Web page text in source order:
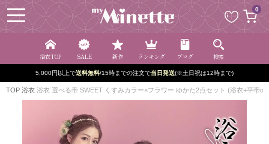
0
浴衣TOP SALE 新作 ランキング ブログ 検索
5,000円以上で送料無料/15時までの注文で当日発送(※土日祝は12時まで)
TOP 浴衣 浴衣 選べる帯 SWEET くすみカラー×フラワー ゆかた2点セット (浴衣+平帯
ペー
ジト
ップ